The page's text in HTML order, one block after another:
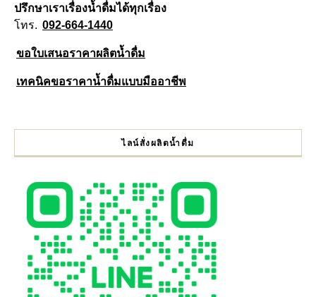
ปรึกษาเราเรื่องน้ำดื่มได้ทุกเรื่อง
โทร. 092-664-1440
ขอใบเสนอราคาผลิตน้ำดื่ม
เทคนิคขอราคาน้ำดื่มแบบมืออาชีพ
ไลน์สั่งผลิตน้ำดื่ม